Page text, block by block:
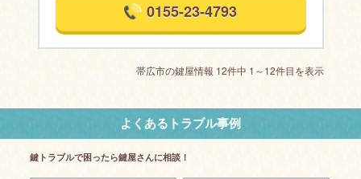
0155-23-4793
帯広市の鍵屋情報 12件中 1～12件目を表示
よくあるトラブル事例
鍵トラブルで困ったら鍵屋さんに相談！